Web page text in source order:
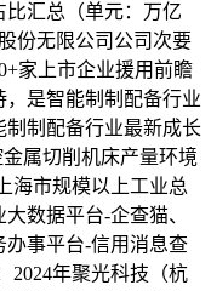
汇总（单元：万亿
份无限公司公司次要
家上市企业援用前瞻
是智能制制配备行业
制配备行业最新成长
属切削机床产量环境
海市规模以上工业总
数据平台-企查猫、
办事平台-信用消息查
2024年聚光科技（杭